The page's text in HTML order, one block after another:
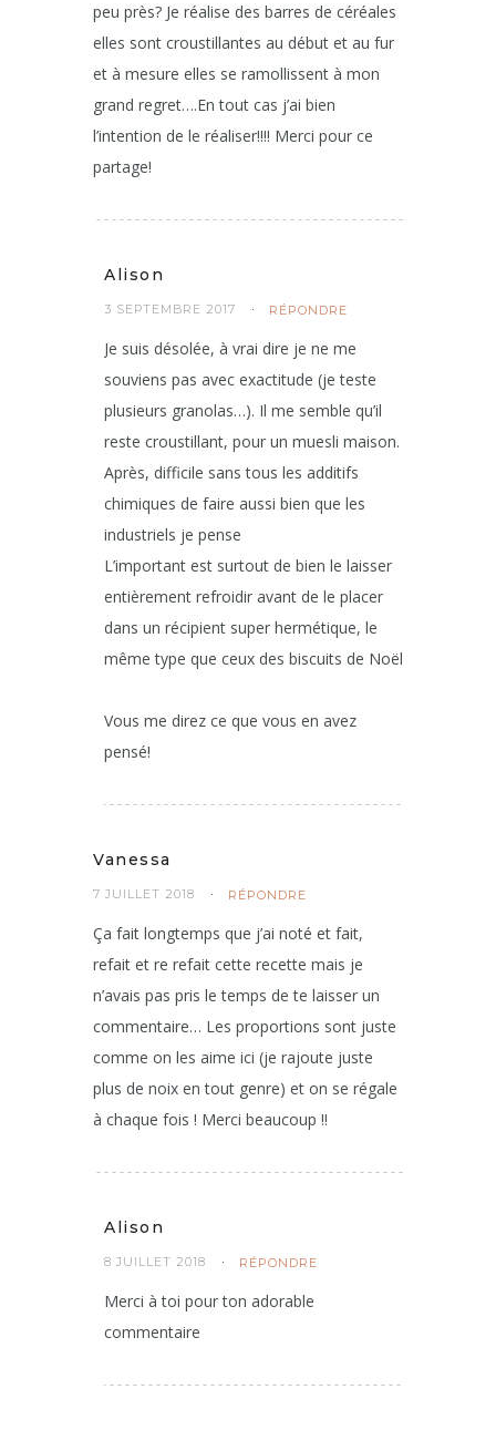
peu près? Je réalise des barres de céréales
elles sont croustillantes au début et au fur
et à mesure elles se ramollissent à mon
grand regret….En tout cas j’ai bien
l’intention de le réaliser!!!! Merci pour ce
partage!
Alison
3 SEPTEMBRE 2017 RÉPONDRE
Je suis désolée, à vrai dire je ne me
souviens pas avec exactitude (je teste
plusieurs granolas…). Il me semble qu’il
reste croustillant, pour un muesli maison.
Après, difficile sans tous les additifs
chimiques de faire aussi bien que les
industriels je pense
L’important est surtout de bien le laisser
entièrement refroidir avant de le placer
dans un récipient super hermétique, le
même type que ceux des biscuits de Noël
Vous me direz ce que vous en avez
pensé!
Vanessa
7 JUILLET 2018 RÉPONDRE
Ça fait longtemps que j’ai noté et fait,
refait et re refait cette recette mais je
n’avais pas pris le temps de te laisser un
commentaire… Les proportions sont juste
comme on les aime ici (je rajoute juste
plus de noix en tout genre) et on se régale
à chaque fois ! Merci beaucoup !!
Alison
8 JUILLET 2018 RÉPONDRE
Merci à toi pour ton adorable
commentaire